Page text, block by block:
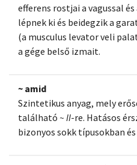
efferens rostjai a vagussal
lépnek ki és beidegzik a
(a musculus levator veli
a gége belső izmait.
~ amid
Szintetikus anyag, mely
található ~ II-re. Hatásos
bizonyos sokk típusokban